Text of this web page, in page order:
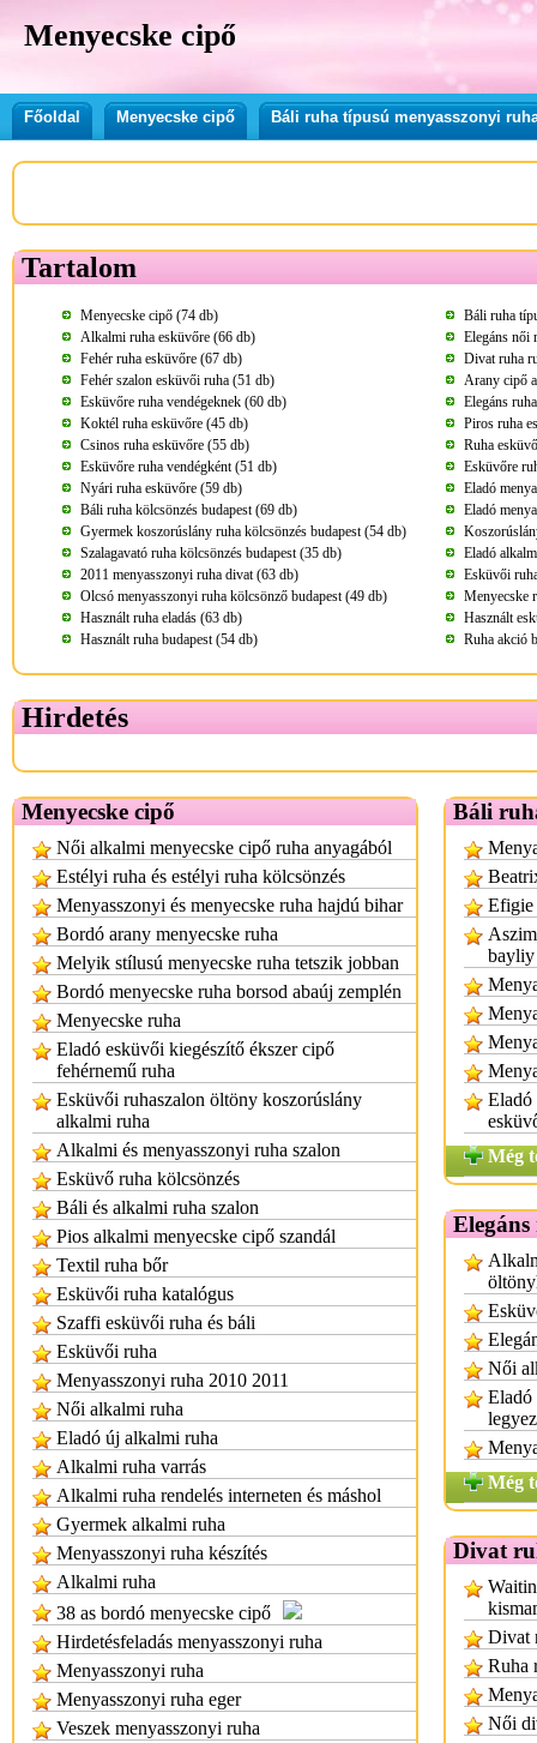
Menyecske cipő
Főoldal Menyecske cipő Báli ruha típusú menyasszonyi
Tartalom
Menyecske cipő (74 db)
Báli ruha
Alkalmi ruha esküvőre (66 db)
Elegáns női
Fehér ruha esküvőre (67 db)
Divat ruha
Fehér szalon esküvői ruha (51 db)
Arany cipő
Esküvőre ruha vendégeknek (60 db)
Elegáns
Koktél ruha esküvőre (45 db)
Piros ruha
Csinos ruha esküvőre (55 db)
Ruha
Esküvőre ruha vendégként (51 db)
Esküvőre
Nyári ruha esküvőre (59 db)
Eladó
Báli ruha kölcsönzés budapest (69 db)
Eladó
Gyermek koszorúslány ruha kölcsönzés budapest (54 db)
Szalagavató ruha kölcsönzés budapest (35 db)
Eladó
2011 menyasszonyi ruha divat (63 db)
Esküvői
Olcsó menyasszonyi ruha kölcsönző budapest (49 db)
Menyecske
Használt ruha eladás (63 db)
Használt
Használt ruha budapest (54 db)
Ruha akció
Hirdetés
Menyecske cipő
Női alkalmi menyecske cipő ruha anyagából
Estélyi ruha és estélyi ruha kölcsönzés
Menyasszonyi és menyecske ruha hajdú bihar
Bordó arany menyecske ruha
Melyik stílusú menyecske ruha tetszik jobban
Bordó menyecske ruha borsod abaúj zemplén
Menyecske ruha
Eladó esküvői kiegészítő ékszer cipő
fehérnemű ruha
Esküvői ruhaszalon öltöny koszorúslány
alkalmi ruha
Alkalmi és menyasszonyi ruha szalon
Esküvő ruha kölcsönzés
Báli és alkalmi ruha szalon
Pios alkalmi menyecske cipő szandál
Textil ruha bőr
Esküvői ruha katalógus
Szaffi esküvői ruha és báli
Esküvői ruha
Menyasszonyi ruha 2010 2011
Női alkalmi ruha
Eladó új alkalmi ruha
Alkalmi ruha varrás
Alkalmi ruha rendelés interneten és máshol
Gyermek alkalmi ruha
Menyasszonyi ruha készítés
Alkalmi ruha
38 as bordó menyecske cipő
Hirdetésfeladás menyasszonyi ruha
Menyasszonyi ruha
Menyasszonyi ruha eger
Veszek menyasszonyi ruha
Báli
Efigie
bayliy
Eladó
Még
Női
Eladó
Még
Divat
Divat
Ruha
Női